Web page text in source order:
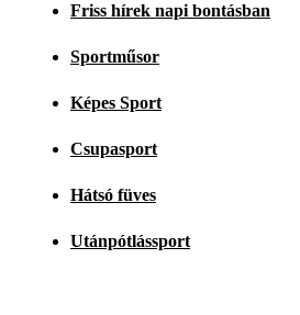
Friss hírek napi bontásban
Sportműsor
Képes Sport
Csupasport
Hátsó füves
Utánpótlássport